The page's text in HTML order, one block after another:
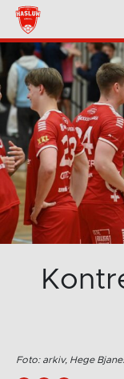
Foto: arkiv, Hege